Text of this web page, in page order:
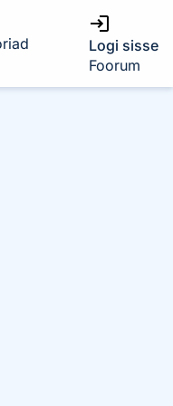
Logi sisse
Foorum